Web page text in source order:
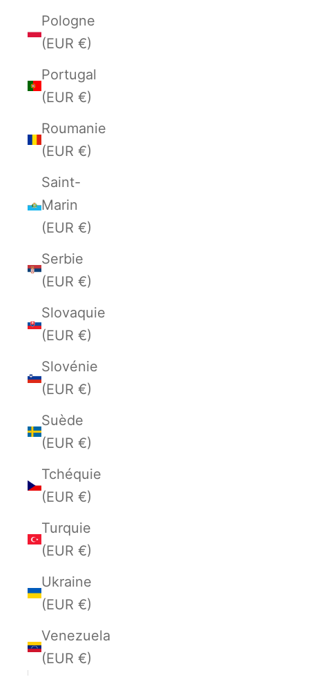
Pologne
(EUR €)
Portugal
(EUR €)
Roumanie
(EUR €)
Saint-
Marin
(EUR €)
Serbie
(EUR €)
Slovaquie
(EUR €)
Slovénie
(EUR €)
Suède
(EUR €)
Tchéquie
(EUR €)
Turquie
(EUR €)
Ukraine
(EUR €)
Venezuela
(EUR €)